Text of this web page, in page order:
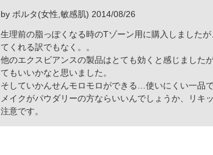
by ボルタ(女性,敏感肌) 2014/08/26
生理前の脂っぽくなる時のTゾーン用に購入しましたが
てくれる訳でもなく。。
他のエクスビアンスの製品はとても効くと感じました
てもいいかなと思いました。
そしていかんせんモロモロができる…使いにくい一品で
メイクがパウダリーの方ならいいんでしょうか、リキ
注意です。